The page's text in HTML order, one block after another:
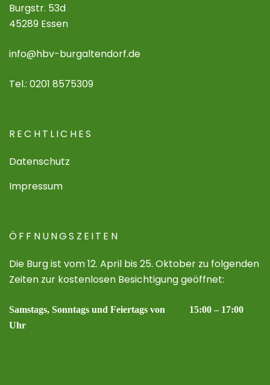
Burgstr. 53d
45289 Essen
info@hbv-burgaltendorf.de
Tel.: 0201 8575309
RECHTLICHES
Datenschutz
Impressum
ÖFFNUNGSZEITEN
Die Burg ist vom 12. April bis 25. Oktober zu folgenden
Zeiten zur kostenlosen Besichtigung geöffnet:
Samstags, Sonntags und Feiertags von 15:00 – 17:00
Uhr